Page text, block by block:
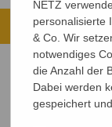
NETZ
personalisierte
& Co. Wir
notwendiges
die Anzahl der
Dabei werden
gespeichert